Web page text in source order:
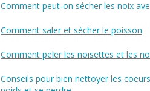
Comment peut-on sécher les noix
Comment saler et sécher le poisson
Comment peler les noisettes et les
Conseils pour bien nettoyer les